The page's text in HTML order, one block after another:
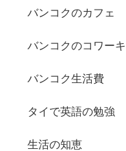
バンコクのカフェ
バンコクのコワー
バンコク生活費
タイで英語の勉強
生活の知恵